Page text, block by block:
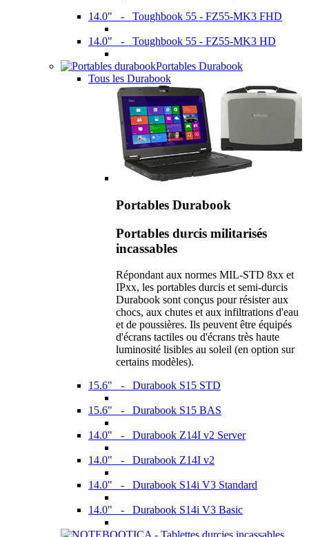
14.0" - Toughbook 55 - FZ55-MK3 FHD
14.0" - Toughbook 55 - FZ55-MK3 HD
Portables Durabook
Tous les Durabook
Portables Durabook
Portables durcis militarisés
incassables
Répondant aux normes MIL-STD 8xx et
IPxx, les portables durcis et semi-durcis
Durabook sont conçus pour résister aux
chocs, aux chutes et aux infiltrations d'eau
et de poussières. Ils peuvent être équipés
d'écrans tactiles ou d'écrans très haute
luminosité lisibles au soleil (en option sur
certains modèles).
15.6" - Durabook S15 STD
15.6" - Durabook S15 BAS
14.0" - Durabook Z14I v2 Server
14.0" - Durabook Z14I v2
14.0" - Durabook S14i V3 Standard
14.0" - Durabook S14i V3 Basic